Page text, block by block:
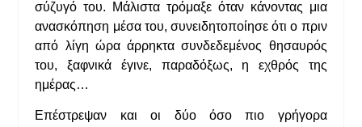
σύζυγό του. Μάλιστα τρόμαξε όταν κάνοντας μια
ανασκόπηση μέσα του, συνειδητοποίησε ότι ο πριν
από λίγη ώρα άρρηκτα συνδεδεμένος θησαυρός
του, ξαφνικά έγινε, παραδόξως, η εχθρός της
ημέρας…
Επέστρεψαν και οι δύο όσο πιο γρήγορα